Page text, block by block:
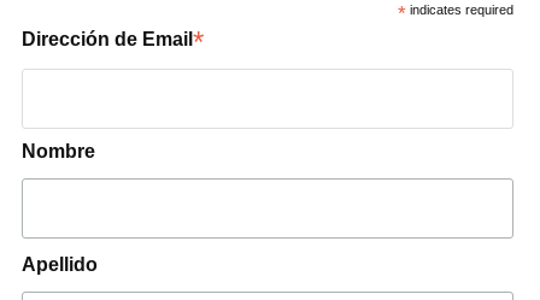
* indicates required
Dirección de Email*
Nombre
Apellido